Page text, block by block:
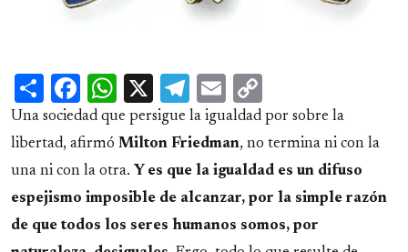
ShareFacebook
WhatsApp
X Telegram
Email
Link
Una sociedad que persigue la igualdad por sobre la
libertad, afirmó Milton Friedman, no termina ni con la
una ni con la otra. Y es que la igualdad es un difuso
espejismo imposible de alcanzar, por la simple razón
de que todos los seres humanos somos, por